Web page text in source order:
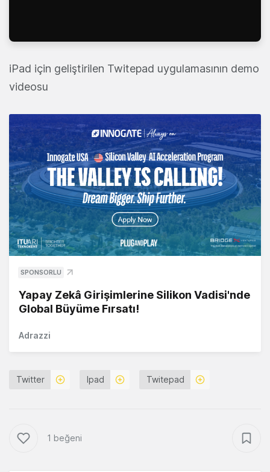
iPad için geliştirilen Twitepad uygulamasının demo
videosu
SPONSORLU
Yapay Zekâ Girişimlerine Silikon Vadisi'nde
Global Büyüme Fırsatı!
Adrazzi
Twitter Ipad Twitepad
1 beğeni